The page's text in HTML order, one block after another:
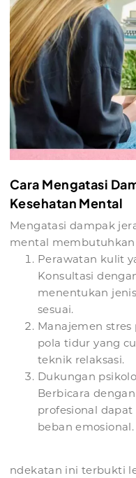
Cara Mengatasi
Kesehatan Mental
Mengatasi dampak
mental
Perawatan kulit
Konsultasi
menentukan
sesuai.
Manajemen
pola tidur yang
teknik relaksasi.
Dukungan
Berbicara
profesional
beban emosional.
ndekatan ini terbukti